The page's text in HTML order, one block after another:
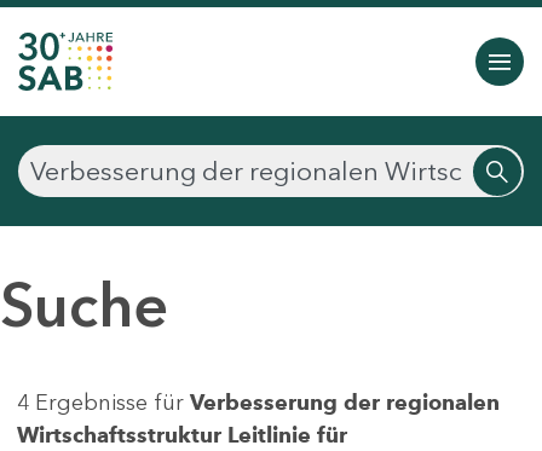
Suche
4 Ergebnisse für Verbesserung der regionalen
Wirtschaftsstruktur Leitlinie für